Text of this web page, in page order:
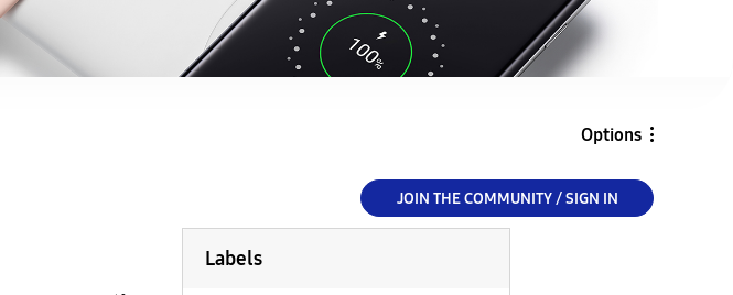
Options
JOIN THE COMMUNITY / SIGN IN
Labels